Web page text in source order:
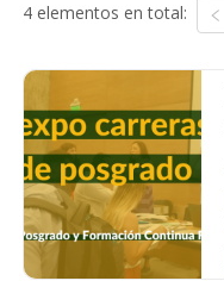
4 elementos en total: